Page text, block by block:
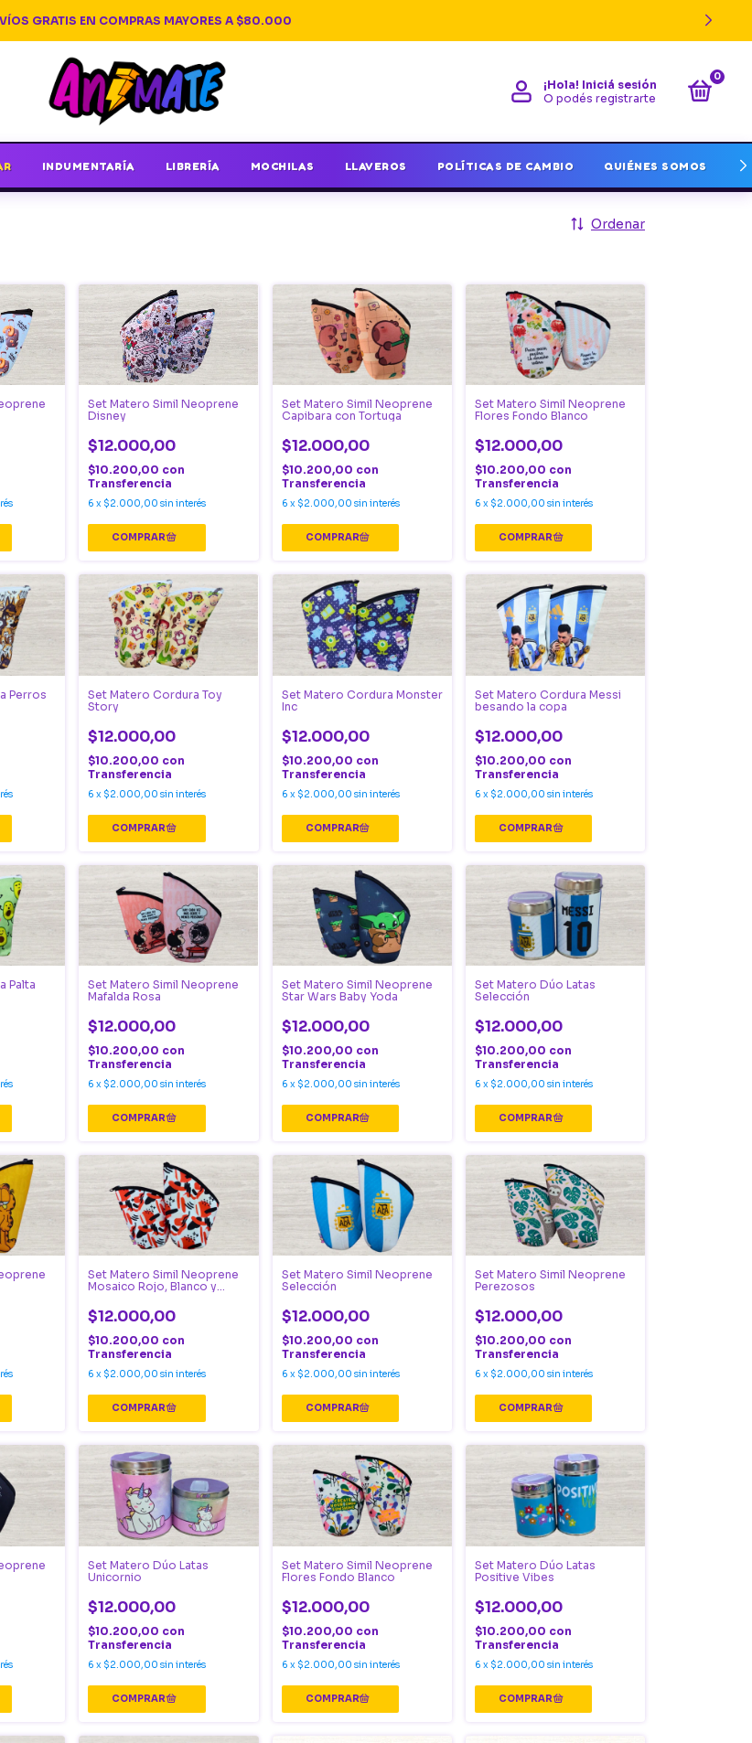
GRATIS EN COMPRAS MAYORES A $80.000
¡Hola! Iniciá sesión
O podés registrarte
0
INDUMENTARÍA LIBRERÍA MOCHILAS LLAVEROS POLÍTICAS DE CAMBIO QUIÉNES SOMOS
Ordenar
Set Matero Simil Neoprene
Disney
$12.000,00
$10.200,00 con
Transferencia
6 x $2.000,00 sin interés
Set Matero Simil Neoprene
Capibara con Tortuga
$12.000,00
$10.200,00 con
Transferencia
6 x $2.000,00 sin interés
Set Matero Simil Neoprene
Flores Fondo Blanco
$12.000,00
$10.200,00 con
Transferencia
6 x $2.000,00 sin interés
Perros
Set Matero Cordura Toy
Story
$12.000,00
$10.200,00 con
Transferencia
6 x $2.000,00 sin interés
Set Matero Cordura Monster
Inc
$12.000,00
$10.200,00 con
Transferencia
6 x $2.000,00 sin interés
Set Matero Cordura Messi
besando la copa
$12.000,00
$10.200,00 con
Transferencia
6 x $2.000,00 sin interés
Palta
Set Matero Simil Neoprene
Mafalda Rosa
$12.000,00
$10.200,00 con
Transferencia
6 x $2.000,00 sin interés
Set Matero Simil Neoprene
Star Wars Baby Yoda
$12.000,00
$10.200,00 con
Transferencia
6 x $2.000,00 sin interés
Set Matero Dúo Latas
Selección
$12.000,00
$10.200,00 con
Transferencia
6 x $2.000,00 sin interés
Set Matero Simil Neoprene
Mosaico Rojo, Blanco y
$12.000,00
$10.200,00 con
Transferencia
6 x $2.000,00 sin interés
Set Matero Simil Neoprene
Selección
$12.000,00
$10.200,00 con
Transferencia
6 x $2.000,00 sin interés
Set Matero Simil Neoprene
Perezosos
$12.000,00
$10.200,00 con
Transferencia
6 x $2.000,00 sin interés
Set Matero Dúo Latas
Unicornio
$12.000,00
$10.200,00 con
Transferencia
6 x $2.000,00 sin interés
Set Matero Simil Neoprene
Flores Fondo Blanco
$12.000,00
$10.200,00 con
Transferencia
6 x $2.000,00 sin interés
Set Matero Dúo Latas
Positive Vibes
$12.000,00
$10.200,00 con
Transferencia
6 x $2.000,00 sin interés